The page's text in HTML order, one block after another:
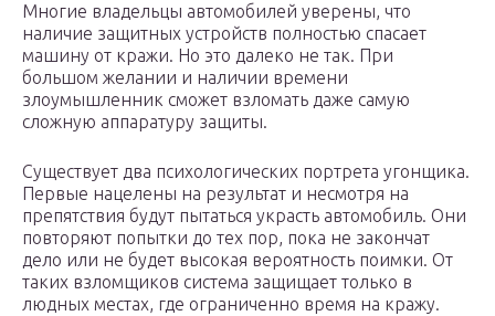
Многие владельцы автомобилей уверены, что
наличие защитных устройств полностью спасает
машину от кражи. Но это далеко не так. При
большом желании и наличии времени
злоумышленник сможет взломать даже самую
сложную аппаратуру защиты.
Существует два психологических портрета угонщика.
Первые нацелены на результат и несмотря на
препятствия будут пытаться украсть автомобиль. Они
повторяют попытки до тех пор, пока не закончат
дело или не будет высокая вероятность поимки. От
таких взломщиков система защищает только в
людных местах, где ограниченно время на кражу.